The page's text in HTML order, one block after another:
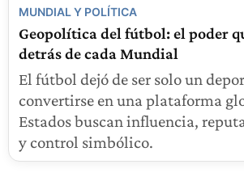
MUNDIAL Y POLÍTICA
Geopolítica del fútbol: el poder
detrás de cada Mundial
El fútbol dejó de ser solo un
convertirse en una plataforma
Estados buscan influencia,
y control simbólico.